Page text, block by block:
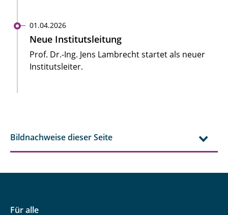
01.04.2026
Neue Institutsleitung
Prof. Dr.-Ing. Jens Lambrecht startet als neuer
Institutsleiter.
Bildnachweise dieser Seite
Für alle